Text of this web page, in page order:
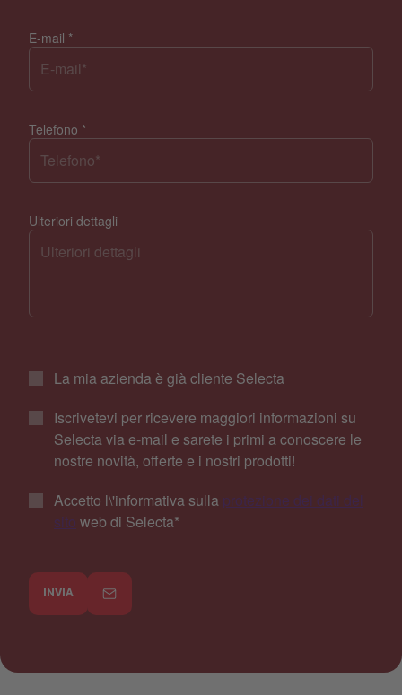
E-mail *
Telefono *
Ulteriori dettagli
La mia azienda è già cliente Selecta
Iscrivetevi per ricevere maggiori informazioni su
Selecta via e-mail e sarete i primi a conoscere le
nostre novità, offerte e i nostri prodotti!
Accetto l\'informativa sulla protezione dei dati del
sito web di Selecta*
INVIA